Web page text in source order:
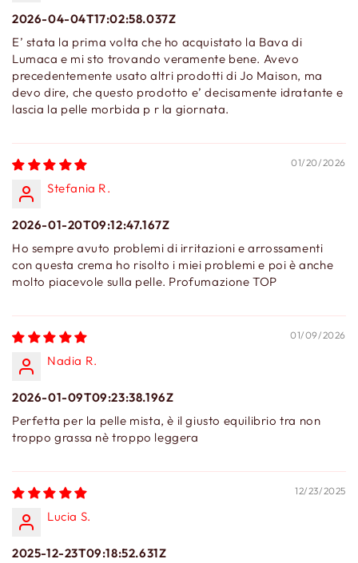
2026-04-04T17:02:58.037Z
E’ stata la prima volta che ho acquistato la Bava di
Lumaca e mi sto trovando veramente bene. Avevo
precedentemente usato altri prodotti di Jo Maison, ma
devo dire, che questo prodotto e’ decisamente idratante e
lascia la pelle morbida p r la giornata.
01/20/2026
Stefania R.
2026-01-20T09:12:47.167Z
Ho sempre avuto problemi di irritazioni e arrossamenti
con questa crema ho risolto i miei problemi e poi è anche
molto piacevole sulla pelle. Profumazione TOP
01/09/2026
Nadia R.
2026-01-09T09:23:38.196Z
Perfetta per la pelle mista, è il giusto equilibrio tra non
troppo grassa nè troppo leggera
12/23/2025
Lucia S.
2025-12-23T09:18:52.631Z